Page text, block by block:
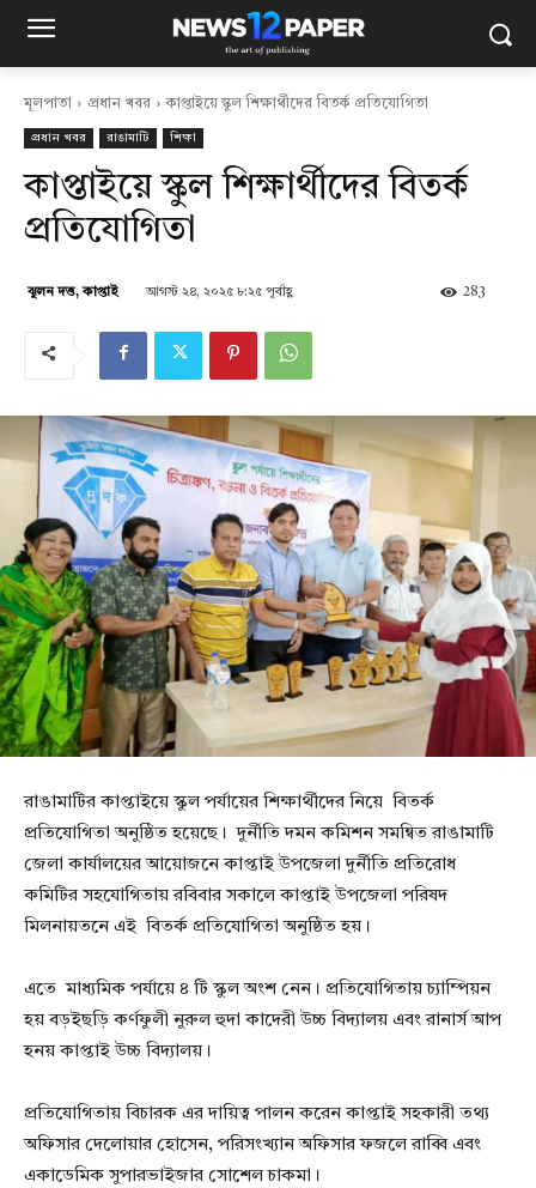
মূলপাতা প্রধান খবর কাপ্তাইয়ে স্কুল শিক্ষার্থীদের বিতর্ক প্রতিযোগিতা
প্রধান খবর রাঙামাটি শিক্ষা
কাপ্তাইয়ে স্কুল শিক্ষার্থীদের বিতর্ক
প্রতিযোগিতা
ঝুলন দত্ত, কাপ্তাই আগস্ট ২৪, ২০২৫ ৮:২৫ পূর্বাহ্ণ 283
রাঙামাটির কাপ্তাইয়ে স্কুল পর্যায়ের শিক্ষার্থীদের নিয়ে বিতর্ক
প্রতিযোগিতা অনুষ্ঠিত হয়েছে। দুর্নীতি দমন কমিশন সমন্বিত রাঙামাটি
জেলা কার্যালয়ের আয়োজনে কাপ্তাই উপজেলা দুর্নীতি প্রতিরোধ
কমিটির সহযোগিতায় রবিবার সকালে কাপ্তাই উপজেলা পরিষদ
মিলনায়তনে এই বিতর্ক প্রতিযোগিতা অনুষ্ঠিত হয়।
এতে মাধ্যমিক পর্যায়ে ৪ টি স্কুল অংশ নেন। প্রতিযোগিতায় চ্যাম্পিয়ন
হয় বড়ইছড়ি কর্ণফুলী নুরুল হুদা কাদেরী উচ্চ বিদ্যালয় এবং রানার্স আপ
হনয় কাপ্তাই উচ্চ বিদ্যালয়।
প্রতিযোগিতায় বিচারক এর দায়িত্ব পালন করেন কাপ্তাই সহকারী তথ্য
অফিসার দেলোয়ার হোসেন, পরিসংখ্যান অফিসার ফজলে রাব্বি এবং
একাডেমিক সুপারভাইজার সোশেল চাকমা।